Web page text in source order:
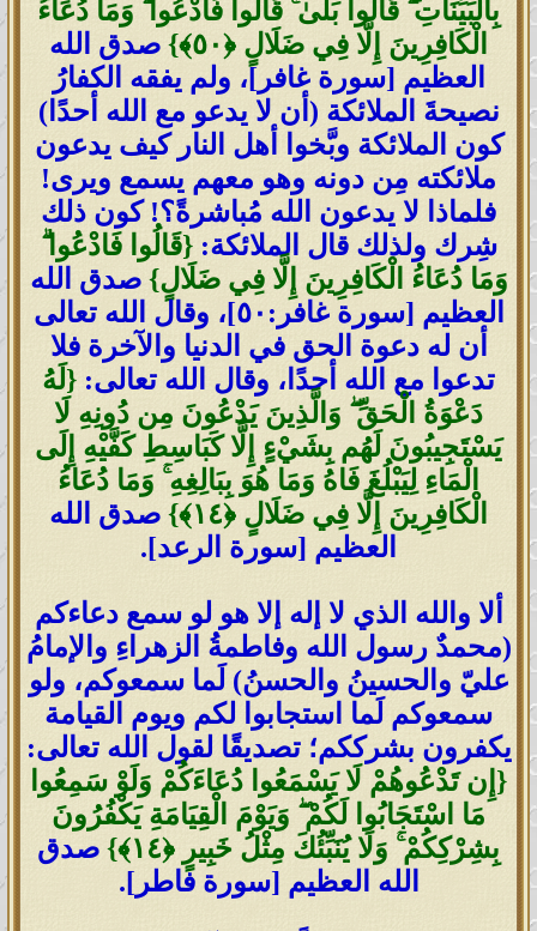
بِالْبَيِّنَاتِ ۖ قَالُوا بَلَىٰ ۚ قَالُوا فَادْعُوا ۗ وَمَا دُعَاءُ
الْكَافِرِينَ إِلَّا فِي ضَلَالٍ ‎﴿٥٠﴾‏}
صدق الله
العظيم [سورة غافر]، ولم يفقه الكفارُ
نصيحةَ الملائكة (أن لا يدعو مع الله أحدًا)
كون الملائكة وبَّخوا أهل النار كيف يدعون
ملائكته مِن دونه وهو معهم يسمع ويرى!
فلماذا لا يدعون الله مُباشرةً؟! كون ذلك
شِرك ولذلك قال الملائكة:{قَالُوا فَادْعُوا ۗ
وَمَا دُعَاءُ الْكَافِرِينَ إِلَّا فِي ضَلَالٍ} صدق الله
العظيم [سورة غافر:٥٠]
، وقال الله تعالى
أن له دعوة الحق في الدنيا والآخرة فلا
تدعوا مع الله أحدًا، وقال الله تعالى: {لَهُ
دَعْوَةُ الْحَقِّ ۖ وَالَّذِينَ يَدْعُونَ مِن دُونِهِ لَا
يَسْتَجِيبُونَ لَهُم بِشَيْءٍ إِلَّا كَبَاسِطِ كَفَّيْهِ إِلَى
الْمَاءِ لِيَبْلُغَ فَاهُ وَمَا هُوَ بِبَالِغِهِ ۚ وَمَا دُعَاءُ
الْكَافِرِينَ إِلَّا فِي ضَلَالٍ ‎﴿١٤﴾‏}
صدق الله
العظيم [سورة الرعد].
ألا والله الذي لا إله إلا هو لو سمع دعاءكم
(محمدٌ رسول الله وفاطمةُ الزهراءِ والإمامُ
عليّ والحسينُ والحسنُ) لَما سمعوكم، ولو
سمعوكم لَما استجابوا لكم ويوم القيامة
يكفرون بشرككم؛ تصديقًا لقول الله تعالى:
{إِن تَدْعُوهُمْ لَا يَسْمَعُوا دُعَاءَكُمْ وَلَوْ سَمِعُوا
مَا اسْتَجَابُوا لَكُمْ ۖ وَيَوْمَ الْقِيَامَةِ يَكْفُرُونَ
بِشِرْكِكُمْ ۚ وَلَا يُنَبِّئُكَ مِثْلُ خَبِيرٍ ‎﴿١٤﴾}
صدق
الله العظيم [سورة فاطر].